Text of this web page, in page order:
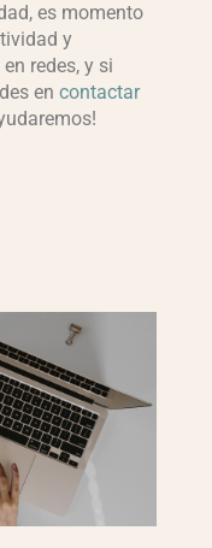
es momento
y
redes, y si
en contactar